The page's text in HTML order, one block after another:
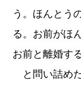
う。ほんとう
る。お前がほ
お前と離婚す
と問い詰め